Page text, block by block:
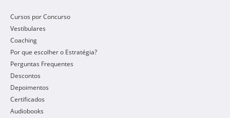
Cursos por Concurso
Vestibulares
Coaching
Por que escolher o Estratégia?
Perguntas Frequentes
Descontos
Depoimentos
Certificados
Audiobooks